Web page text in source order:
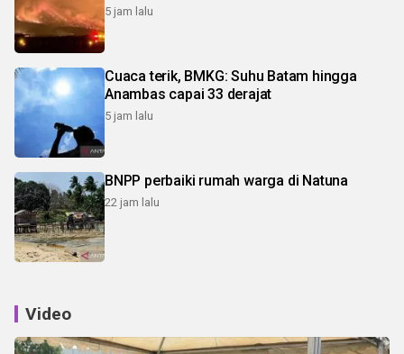
5 jam lalu
Cuaca terik, BMKG: Suhu Batam hingga
Anambas capai 33 derajat
5 jam lalu
BNPP perbaiki rumah warga di Natuna
22 jam lalu
Video